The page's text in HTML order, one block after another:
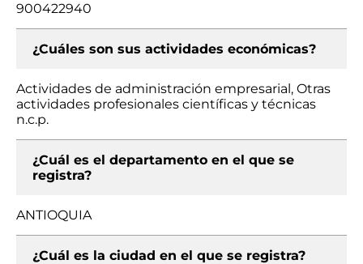
900422940
¿Cuáles son sus actividades económicas?
Actividades de administración empresarial, Otras
actividades profesionales científicas y técnicas
n.c.p.
¿Cuál es el departamento en el que se
registra?
ANTIOQUIA
¿Cuál es la ciudad en el que se registra?